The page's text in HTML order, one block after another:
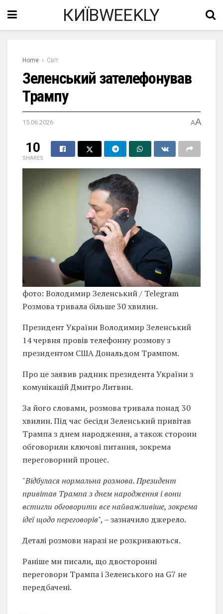
КИЇВWEEKLY
Home Світ
Зеленський зателефонував
Трампу
15.06.2026 AA
10
SHARES
фото: Володимир Зеленський / Telegram
Розмова тривала більше 30 хвилин.
Президент України Володимир Зеленський
14 червня провів телефонну розмову з
президентом США Дональдом Трампом.
Про це заявив радник президента України з
комунікацій Дмитро Литвин.
За його словами, розмова тривала понад 30
хвилин. Під час бесіди Зеленський привітав
Трампа з днем народження, а також сторони
обговорили ключові питання, зокрема
переговорний процес.
"Відбулася нормальна розмова. Президент
привітав Трампа з днем народження і вони
встигли обговорити все найважливіше, зокрема
ідеї щодо переговорів", – зазначило джерело.
Деталі розмови наразі не розкриваються.
Раніше ми писали, що двосторонні
переговори Трампа і Зеленського на G7 не
передбачені.